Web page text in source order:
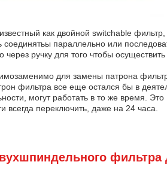
как двойной switchable
параллельно или
ручку для того чтобы
для замены патрона
фильтра все еще остался бы в
могут работать в то же время.
переключить, даже на 24 часа.
фильтра